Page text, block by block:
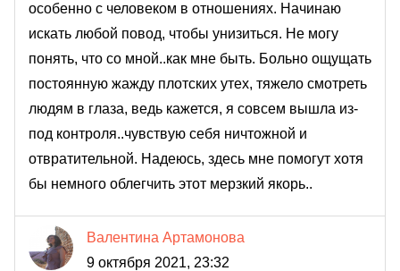
особенно с человеком в отношениях. Начинаю
искать любой повод, чтобы унизиться. Не могу
понять, что со мной..как мне быть. Больно ощущать
постоянную жажду плотских утех, тяжело смотреть
людям в глаза, ведь кажется, я совсем вышла из-
под контроля..чувствую себя ничтожной и
отвратительной. Надеюсь, здесь мне помогут хотя
бы немного облегчить этот мерзкий якорь..
Валентина Артамонова
9 октября 2021, 23:32